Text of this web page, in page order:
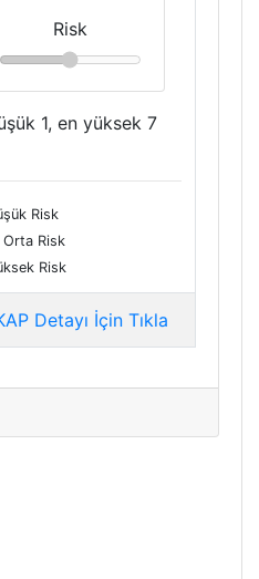
Risk
1, en yüksek 7
Risk
Risk
Risk
Detayı İçin Tıkla